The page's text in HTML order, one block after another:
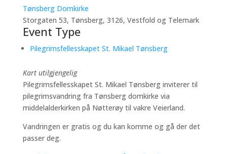
Tønsberg Domkirke
Storgaten 53, Tønsberg, 3126, Vestfold og Telemark
Event Type
Pilegrimsfellesskapet St. Mikael Tønsberg
Kart utilgjengelig
Pilegrimsfellesskapet St. Mikael Tønsberg inviterer til
pilegrimsvandring fra Tønsberg domkirke via
middelalderkirken på Nøtterøy til vakre Veierland.
Vandringen er gratis og du kan komme og gå der det
passer deg.